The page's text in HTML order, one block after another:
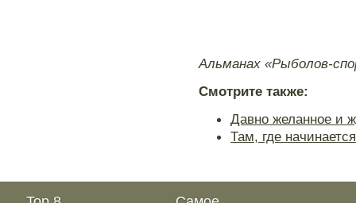
Альманах «Рыболов-
Смотрите также:
Давно желанное и
Там, где